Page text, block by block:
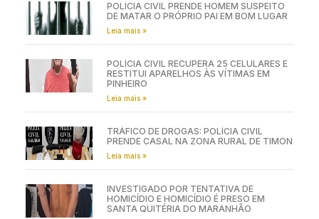
POLÍCIA CIVIL PRENDE HOMEM SUSPEITO
DE MATAR O PRÓPRIO PAI EM BOM LUGAR
Leia mais »
POLÍCIA CIVIL RECUPERA 25 CELULARES E
RESTITUI APARELHOS ÀS VÍTIMAS EM
PINHEIRO
Leia mais »
TRÁFICO DE DROGAS: POLÍCIA CIVIL
PRENDE CASAL NA ZONA RURAL DE TIMON
Leia mais »
INVESTIGADO POR TENTATIVA DE
HOMICÍDIO E HOMICÍDIO É PRESO EM
SANTA QUITÉRIA DO MARANHÃO